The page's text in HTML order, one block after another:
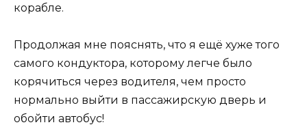
корабле.
Продолжая мне пояснять, что я ещё хуже того
самого кондуктора, которому легче было
корячиться через водителя, чем просто
нормально выйти в пассажирскую дверь и
обойти автобус!